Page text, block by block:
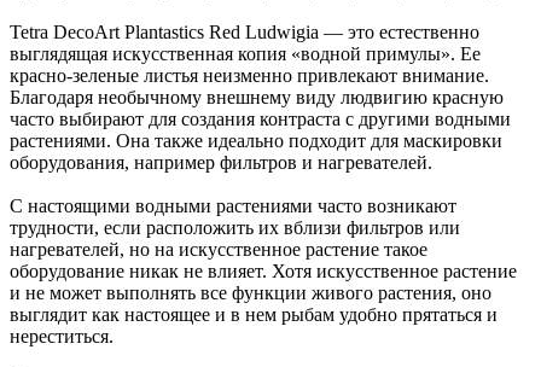
Tetra DecoArt Plantastics Red Ludwigia — это естественно
выглядящая искусственная копия «водной примулы». Ее
красно-зеленые листья неизменно привлекают внимание.
Благодаря необычному внешнему виду людвигию красную
часто выбирают для создания контраста с другими водными
растениями. Она также идеально подходит для маскировки
оборудования, например фильтров и нагревателей.
С настоящими водными растениями часто возникают
трудности, если расположить их вблизи фильтров или
нагревателей, но на искусственное растение такое
оборудование никак не влияет. Хотя искусственное растение
и не может выполнять все функции живого растения, оно
выглядит как настоящее и в нем рыбам удобно прятаться и
нереститься.